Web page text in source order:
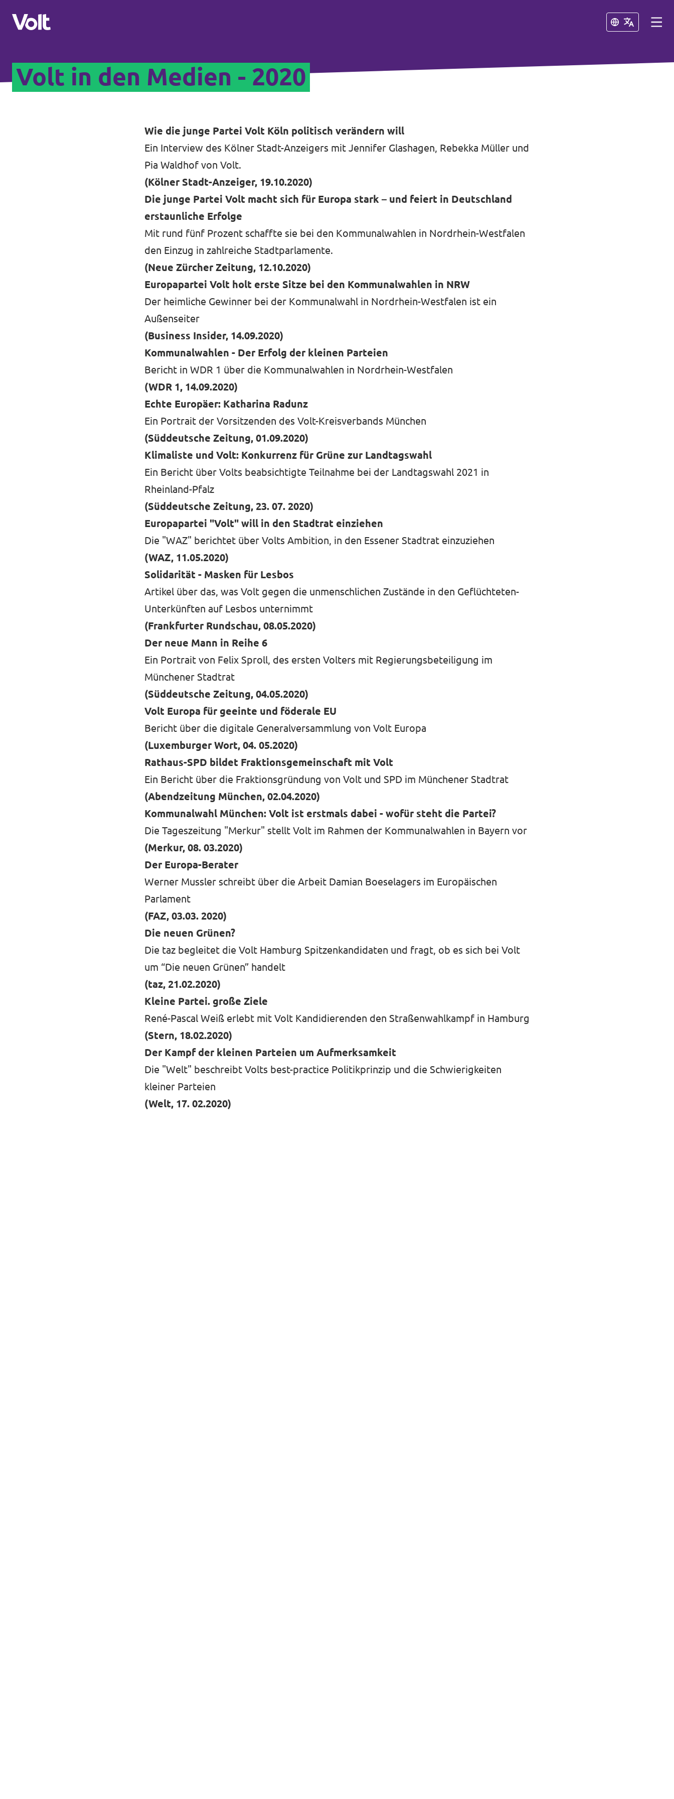
Schließen
Volt Deutschland
Volt Deutschland Merchandise Shop
Schließen
Volt in den Medien - 2020
Wie die junge Partei Volt Köln politisch verändern will
Ein Interview des Kölner Stadt-Anzeigers mit Jennifer Glashagen, Rebekka Müller und
Pia Waldhof von Volt.
(Kölner Stadt-Anzeiger, 19.10.2020)
Die junge Partei Volt macht sich für Europa stark – und feiert in Deutschland
erstaunliche Erfolge
Mit rund fünf Prozent schaffte sie bei den Kommunalwahlen in Nordrhein-Westfalen
den Einzug in zahlreiche Stadtparlamente.
(Neue Zürcher Zeitung, 12.10.2020)
Europapartei Volt holt erste Sitze bei den Kommunalwahlen in NRW
Der heimliche Gewinner bei der Kommunalwahl in Nordrhein-Westfalen ist ein
Außenseiter
(Business Insider, 14.09.2020)
Kommunalwahlen - Der Erfolg der kleinen Parteien
Bericht in WDR 1 über die Kommunalwahlen in Nordrhein-Westfalen
(WDR 1, 14.09.2020)
Echte Europäer: Katharina Radunz
Ein Portrait der Vorsitzenden des Volt-Kreisverbands München
(Süddeutsche Zeitung, 01.09.2020)
Klimaliste und Volt: Konkurrenz für Grüne zur Landtagswahl
Ein Bericht über Volts beabsichtigte Teilnahme bei der Landtagswahl 2021 in
Rheinland-Pfalz
(Süddeutsche Zeitung, 23. 07. 2020)
Europapartei "Volt" will in den Stadtrat einziehen
Die "WAZ" berichtet über Volts Ambition, in den Essener Stadtrat einzuziehen
(WAZ, 11.05.2020)
Solidarität - Masken für Lesbos
Artikel über das, was Volt gegen die unmenschlichen Zustände in den Geflüchteten-
Unterkünften auf Lesbos unternimmt
(Frankfurter Rundschau, 08.05.2020)
Der neue Mann in Reihe 6
Ein Portrait von Felix Sproll, des ersten Volters mit Regierungsbeteiligung im
Münchener Stadtrat
(Süddeutsche Zeitung, 04.05.2020)
Volt Europa für geeinte und föderale EU
Bericht über die digitale Generalversammlung von Volt Europa
(Luxemburger Wort, 04. 05.2020)
Rathaus-SPD bildet Fraktionsgemeinschaft mit Volt
Ein Bericht über die Fraktionsgründung von Volt und SPD im Münchener Stadtrat
(Abendzeitung München, 02.04.2020)
Kommunalwahl München: Volt ist erstmals dabei - wofür steht die Partei?
Die Tageszeitung "Merkur" stellt Volt im Rahmen der Kommunalwahlen in Bayern vor
(Merkur, 08. 03.2020)
Der Europa-Berater
Werner Mussler schreibt über die Arbeit Damian Boeselagers im Europäischen
Parlament
(FAZ, 03.03. 2020)
Die neuen Grünen?
Die taz begleitet die Volt Hamburg Spitzenkandidaten und fragt, ob es sich bei Volt
um “Die neuen Grünen” handelt
(taz, 21.02.2020)
Kleine Partei. große Ziele
René-Pascal Weiß erlebt mit Volt Kandidierenden den Straßenwahlkampf in Hamburg
(Stern, 18.02.2020)
Der Kampf der kleinen Parteien um Aufmerksamkeit
Die "Welt" beschreibt Volts best-practice Politikprinzip und die Schwierigkeiten
kleiner Parteien
(Welt, 17. 02.2020)